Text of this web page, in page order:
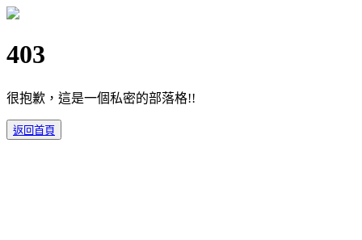
403
很抱歉，這是一個私密的部落格!!
返回首頁